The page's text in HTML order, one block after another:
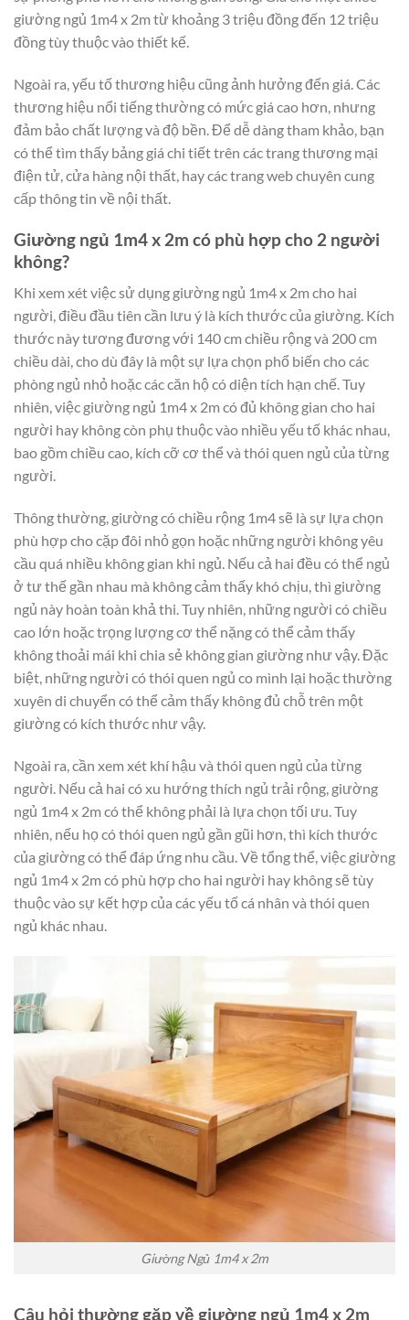
giường ngủ 1m4 x 2m từ khoảng 3 triệu đồng đến 12 triệu
đồng tùy thuộc vào thiết kế.
Ngoài ra, yếu tố thương hiệu cũng ảnh hưởng đến giá. Các
thương hiệu nổi tiếng thường có mức giá cao hơn, nhưng
đảm bảo chất lượng và độ bền. Để dễ dàng tham khảo, bạn
có thể tìm thấy bảng giá chi tiết trên các trang thương mại
điện tử, cửa hàng nội thất, hay các trang web chuyên cung
cấp thông tin về nội thất.
Giường ngủ 1m4 x 2m có phù hợp cho 2 người
không?
Khi xem xét việc sử dụng giường ngủ 1m4 x 2m cho hai
người, điều đầu tiên cần lưu ý là kích thước của giường. Kích
thước này tương đương với 140 cm chiều rộng và 200 cm
chiều dài, cho dù đây là một sự lựa chọn phổ biến cho các
phòng ngủ nhỏ hoặc các căn hộ có diện tích hạn chế. Tuy
nhiên, việc giường ngủ 1m4 x 2m có đủ không gian cho hai
người hay không còn phụ thuộc vào nhiều yếu tố khác nhau,
bao gồm chiều cao, kích cỡ cơ thể và thói quen ngủ của từng
người.
Thông thường, giường có chiều rộng 1m4 sẽ là sự lựa chọn
phù hợp cho cặp đôi nhỏ gọn hoặc những người không yêu
cầu quá nhiều không gian khi ngủ. Nếu cả hai đều có thể ngủ
ở tư thế gần nhau mà không cảm thấy khó chịu, thì giường
ngủ này hoàn toàn khả thi. Tuy nhiên, những người có chiều
cao lớn hoặc trọng lượng cơ thể nặng có thể cảm thấy
không thoải mái khi chia sẻ không gian giường như vậy. Đặc
biệt, những người có thói quen ngủ co mình lại hoặc thường
xuyên di chuyển có thể cảm thấy không đủ chỗ trên một
giường có kích thước như vậy.
Ngoài ra, cần xem xét khí hậu và thói quen ngủ của từng
người. Nếu cả hai có xu hướng thích ngủ trải rộng, giường
ngủ 1m4 x 2m có thể không phải là lựa chọn tối ưu. Tuy
nhiên, nếu họ có thói quen ngủ gần gũi hơn, thì kích thước
của giường có thể đáp ứng nhu cầu. Về tổng thể, việc giường
ngủ 1m4 x 2m có phù hợp cho hai người hay không sẽ tùy
thuộc vào sự kết hợp của các yếu tố cá nhân và thói quen
ngủ khác nhau.
Giường Ngủ 1m4 x 2m
Câu hỏi thường gặp về giường ngủ 1m4 x 2m